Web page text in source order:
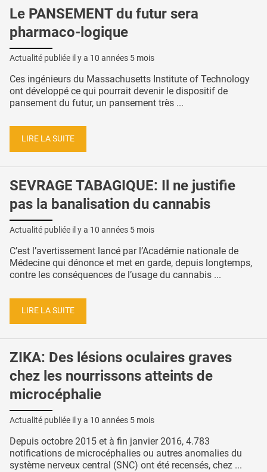
Le PANSEMENT du futur sera
pharmaco-logique
Actualité publiée il y a 10 années 5 mois
Ces ingénieurs du Massachusetts Institute of Technology
ont développé ce qui pourrait devenir le dispositif de
pansement du futur, un pansement très ...
LIRE LA SUITE
SEVRAGE TABAGIQUE: Il ne justifie
pas la banalisation du cannabis
Actualité publiée il y a 10 années 5 mois
C’est l’avertissement lancé par l’Académie nationale de
Médecine qui dénonce et met en garde, depuis longtemps,
contre les conséquences de l’usage du cannabis ...
LIRE LA SUITE
ZIKA: Des lésions oculaires graves
chez les nourrissons atteints de
microcéphalie
Actualité publiée il y a 10 années 5 mois
Depuis octobre 2015 et à fin janvier 2016, 4.783
notifications de microcéphalies ou autres anomalies du
système nerveux central (SNC) ont été recensés, chez ...